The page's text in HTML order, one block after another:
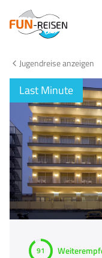
Keine Reisen auf der
Jugendreise anzeigen
Last Minute
91